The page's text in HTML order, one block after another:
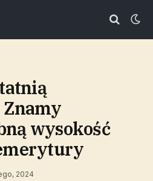
wysokość
2024